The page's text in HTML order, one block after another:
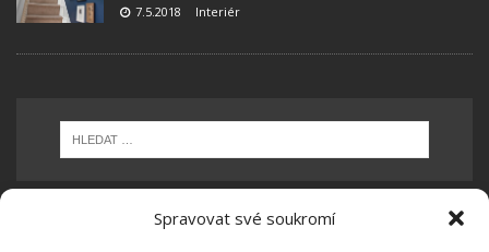
Spravovat své soukromí
7.5.2018 Interiér